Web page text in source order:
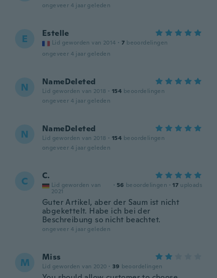
ongeveer 4 jaar geleden
E Estelle
Lid geworden van 2014 · 7 beoordelingen
ongeveer 4 jaar geleden
N NameDeleted
Lid geworden van 2018 · 154 beoordelingen
ongeveer 4 jaar geleden
N NameDeleted
Lid geworden van 2018 · 154 beoordelingen
ongeveer 4 jaar geleden
C C.
Lid geworden van
2021
· 56 beoordelingen · 17 uploads
Guter Artikel, aber der Saum ist nicht
abgekettelt. Habe ich bei der
Beschreibung so nicht beachtet.
ongeveer 4 jaar geleden
M Miss
Lid geworden van 2020 · 39 beoordelingen